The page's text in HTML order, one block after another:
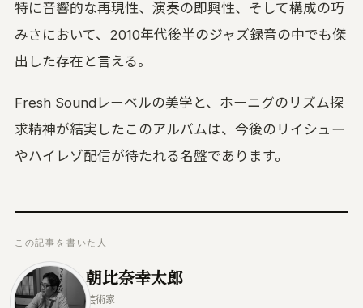
特に音響的な再現性、演奏の即興性、そして構成の巧
みさにおいて、2010年代後半のジャズ録音の中でも傑
出した存在と言える。
Fresh Soundレーベルの美学と、ホーニグのリズム探
求精神が結実したこのアルバムは、今後のリイシュー
やハイレゾ配信が待たれる名盤であります。
この記事を書いた人
朝比奈幸太郎
芸術家